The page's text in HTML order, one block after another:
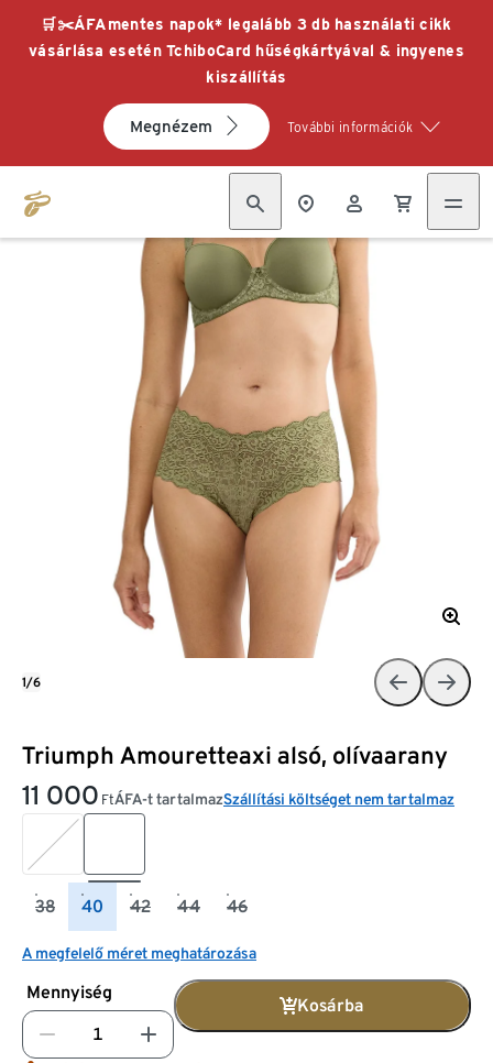
🛒✂️ÁFAmentes napok* legalább 3 db használati cikk
vásárlása esetén TchiboCard hűségkártyával & ingyenes
kiszállítás
Megnézem További információk
Triumph Amouretteaxi alsó, olívaarany
11 000 FtÁFA-t tartalmazSzállítási költséget nem tartalmaz
38 40 42 44 46
A megfelelő méret meghatározása
Mennyiség
Kosárba
1/6